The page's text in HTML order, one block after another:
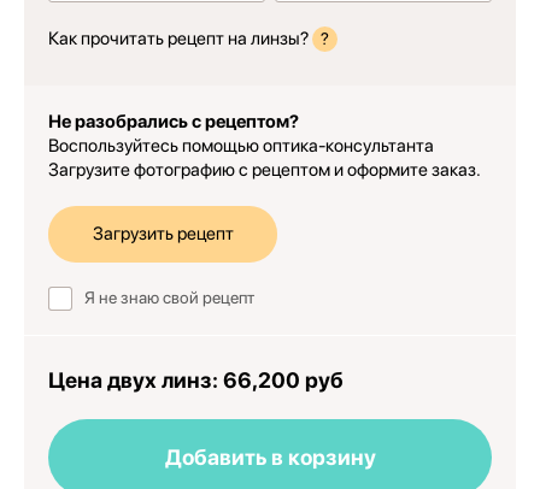
Как прочитать рецепт на линзы? ?
Не разобрались с рецептом?
Воспользуйтесь помощью оптика-консультанта
Загрузите фотографию с рецептом и оформите заказ.
Загрузить рецепт
Я не знаю свой рецепт
Цена двух линз: 66,200 руб
Добавить в корзину